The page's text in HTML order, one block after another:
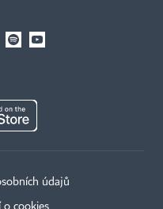
údajů
o cookies